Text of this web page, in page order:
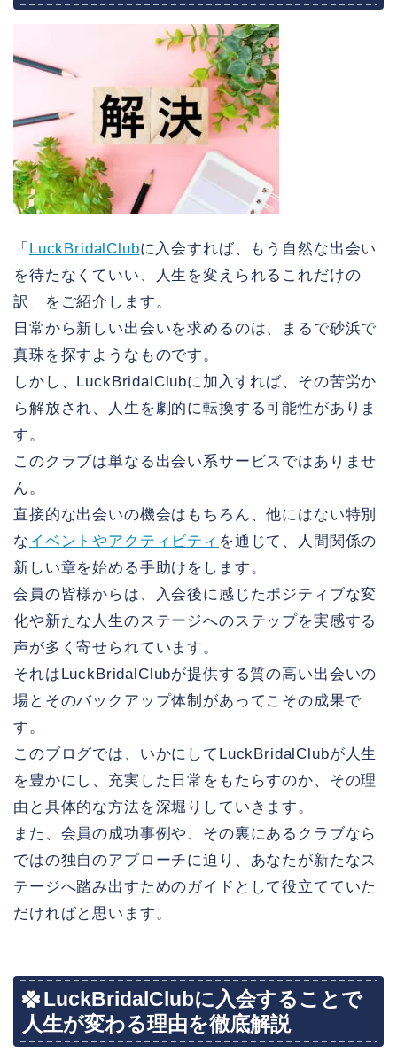
「 LuckBridalClubに入会すれば、もう自然な出会い
を待たなくていい、人生を変えられるこれだけの
訳」をご紹介します。
日常から新しい出会いを求めるのは、まるで砂浜で
真珠を探すようなものです。
しかし、LuckBridalClubに加入すれば、その苦労か
ら解放され、人生を劇的に転換する可能性がありま
す。
このクラブは単なる出会い系サービスではありませ
ん。
直接的な出会いの機会はもちろん、他にはない特別
なイベントやアクティビティ を通じて、人間関係の
新しい章を始める手助けをします。
会員の皆様からは、入会後に感じたポジティブな変
化や新たな人生のステージへのステップを実感する
声が多く寄せられています。
それはLuckBridalClubが提供する質の高い出会いの
場とそのバックアップ体制があってこその成果で
す。
このブログでは、いかにしてLuckBridalClubが人生
を豊かにし、充実した日常をもたらすのか、その理
由と具体的な方法を深堀りしていきます。
また、会員の成功事例や、その裏にあるクラブなら
ではの独自のアプローチに迫り、あなたが新たなス
テージへ踏み出すためのガイドとして役立てていた
だければと思います。
LuckBridalClubに入会することで
人生が変わる理由を徹底解説